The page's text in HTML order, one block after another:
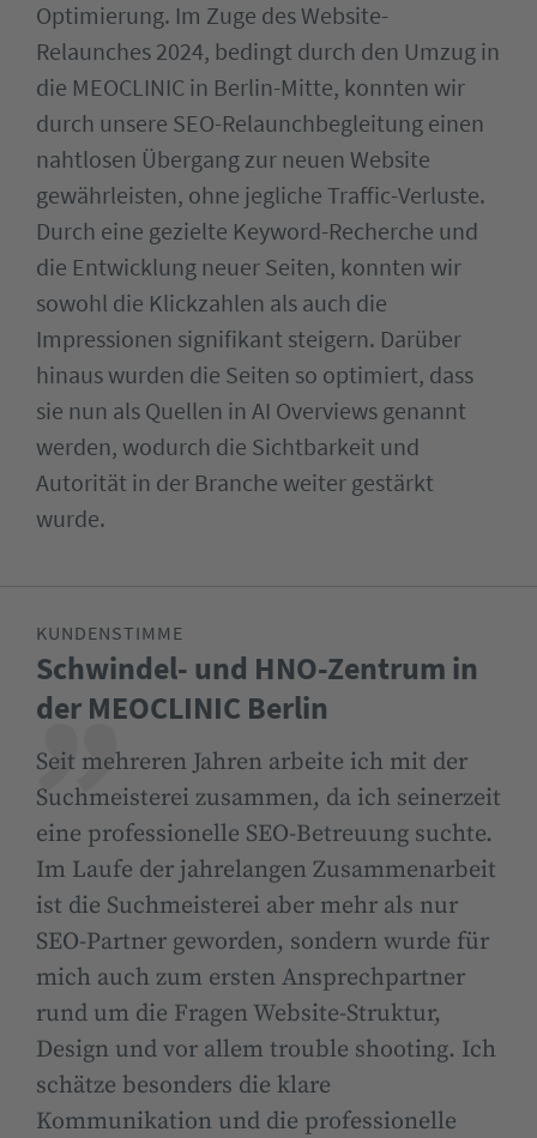
Optimierung. Im Zuge des Website-
Relaunches 2024, bedingt durch den Umzug in
die MEOCLINIC in Berlin-Mitte, konnten wir
durch unsere SEO-Relaunchbegleitung einen
nahtlosen Übergang zur neuen Website
gewährleisten, ohne jegliche Traffic-Verluste.
Durch eine gezielte Keyword-Recherche und
die Entwicklung neuer Seiten, konnten wir
sowohl die Klickzahlen als auch die
Impressionen signifikant steigern. Darüber
hinaus wurden die Seiten so optimiert, dass
sie nun als Quellen in AI Overviews genannt
werden, wodurch die Sichtbarkeit und
Autorität in der Branche weiter gestärkt
wurde.
KUNDENSTIMME
Schwindel- und HNO-Zentrum in
der MEOCLINIC Berlin
Seit mehreren Jahren arbeite ich mit der
Suchmeisterei zusammen, da ich seinerzeit
eine professionelle SEO-Betreuung suchte.
Im Laufe der jahrelangen Zusammenarbeit
ist die Suchmeisterei aber mehr als nur
SEO-Partner geworden, sondern wurde für
mich auch zum ersten Ansprechpartner
rund um die Fragen Website-Struktur,
Design und vor allem trouble shooting. Ich
schätze besonders die klare
Kommunikation und die professionelle